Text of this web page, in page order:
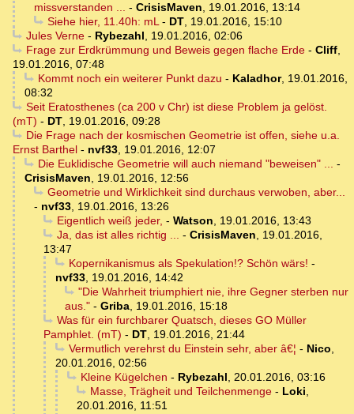
missverstanden ...
- CrisisMaven
19.01.2016, 13:14
Siehe hier, 11.40h: mL - DT, 19.01.2016, 15:10
Jules Verne- Rybezahl
19.01.2016, 02:06
Frage zur Erdkrümmung und Beweis gegen flache Erde- Cliff,
19.01.2016, 07:48
Kommt noch ein weiterer Punkt dazu - Kaladhor, 19.01.2016,
08:32
Seit Eratosthenes (ca 200 v Chr) ist diese Problem ja gelöst.
(mT) - DT 19.01.2016, 09:28
Die Frage nach der kosmischen Geometrie ist offen, siehe u.a.
Ernst Barthel - nvf33 19.01.2016, 12:07
Die Euklidische Geometrie will auch niemand "beweisen" ...
-
CrisisMaven
19.01.2016, 12:56
Geometrie und Wirklichkeit sind durchaus verwoben, aber...
- nvf33 19.01.2016, 13:26
Eigentlich weiß jeder, - Watson
19.01.2016, 13:43
Ja, das ist alles richtig ...
- CrisisMaven
19.01.2016,
13:47
Kopernikanismus als Spekulation!? Schön wärs! -
nvf33 19.01.2016, 14:42
"Die Wahrheit triumphiert nie, ihre Gegner sterben nur
aus." - Griba 19.01.2016, 15:18
Was für ein furchbarer Quatsch, dieses GO Müller
Pamphlet. (mT) - DT 19.01.2016, 21:44
Vermutlich verehrst du Einstein sehr, aber â€¦ - Nico
20.01.2016, 02:56
Kleine Kügelchen - Rybezahl
20.01.2016, 03:16
Masse, Trägheit und Teilchenmenge- Loki
20.01.2016, 11:51